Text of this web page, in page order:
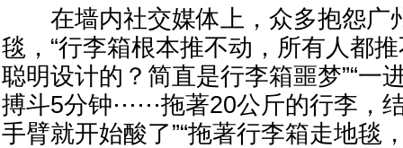
在墙内社交媒体上，众多抱怨广
毯，“行李箱根本推不动，所有人都推
聪明设计的？简直是行李箱噩梦”“一
搏斗5分钟⋯⋯拖著20公斤的行李，
手臂就开始酸了”“拖著行李箱走地毯